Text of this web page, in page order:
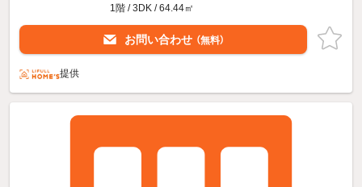
1階 / 3DK / 64.44㎡
お問い合わせ （無料）
提供